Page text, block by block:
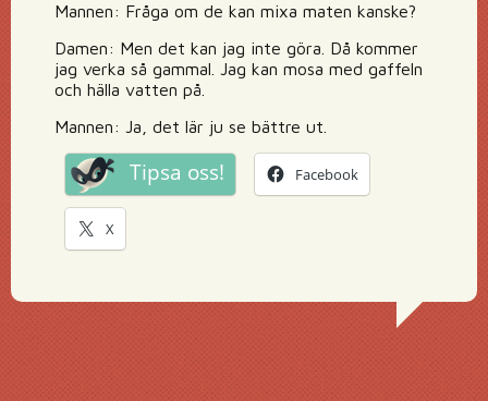
Mannen: Fråga om de kan mixa maten kanske?
Damen: Men det kan jag inte göra. Då kommer
jag verka så gammal. Jag kan mosa med gaffeln
och hälla vatten på.
Mannen: Ja, det lär ju se bättre ut.
Tipsa oss! Facebook
X